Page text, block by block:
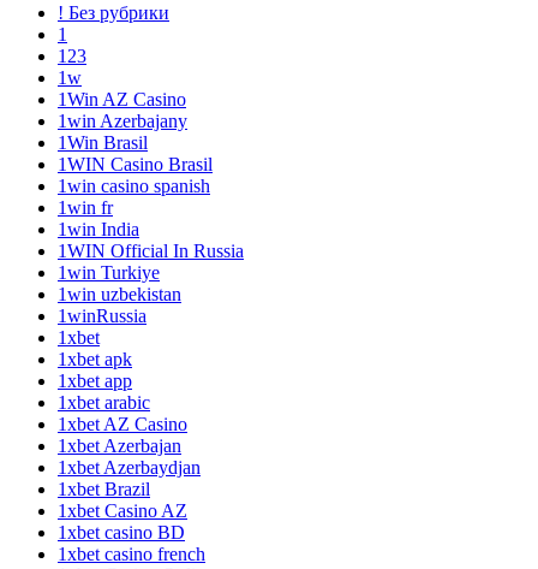
! Без рубрики
1
123
1w
1Win AZ Casino
1win Azerbajany
1Win Brasil
1WIN Casino Brasil
1win casino spanish
1win fr
1win India
1WIN Official In Russia
1win Turkiye
1win uzbekistan
1winRussia
1xbet
1xbet apk
1xbet app
1xbet arabic
1xbet AZ Casino
1xbet Azerbajan
1xbet Azerbaydjan
1xbet Brazil
1xbet Casino AZ
1xbet casino BD
1xbet casino french